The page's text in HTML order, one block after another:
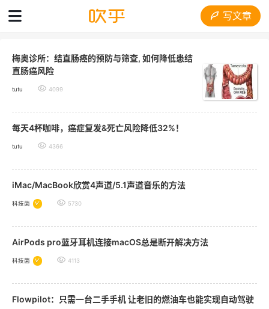
写文章
梅奥诊所：结直肠癌的预防与筛查, 如何降低患结
直肠癌风险
tutu 4099
每天4杯咖啡，癌症复发&死亡风险降低32%！
tutu 4366
iMac/MacBook欣赏4声道/5.1声道音乐的方法
科技菌 5730
AirPods pro蓝牙耳机连接macOS总是断开解决方法
科技菌 4113
Flowpilot：只需一台二手手机 让老旧的燃油车也能实现自动驾驶